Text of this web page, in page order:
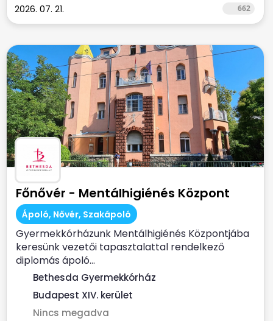
2026. 07. 21. 662
Főnővér - Mentálhigiénés Központ
Ápoló, Nővér, Szakápoló
Gyermekkórházunk Mentálhigiénés Központjába
keresünk vezetői tapasztalattal rendelkező
diplomás ápoló...
Bethesda Gyermekkórház
Budapest XIV. kerület
Nincs megadva